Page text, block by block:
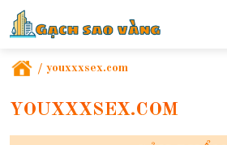
/ youxxxsex.com
YOUXXXSEX.COM